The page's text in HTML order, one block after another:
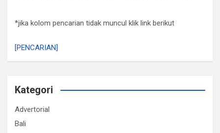
*jika kolom pencarian tidak muncul klik link berikut
[PENCARIAN]
Kategori
Advertorial
Bali